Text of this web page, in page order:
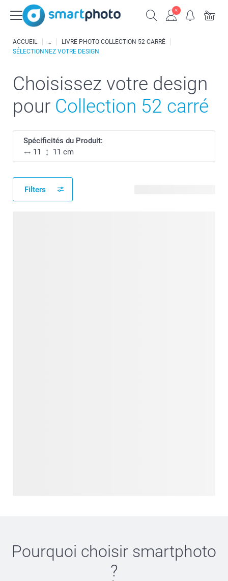
ACCUEIL
LIVRE PHOTO COLLECTION 52 CARRÉ
SÉLECTIONNEZ VOTRE DESIGN
Choisissez votre design
pour Collection 52 carré
Spécificités du Produit:
11
11 cm
Filters
Pourquoi choisir smartphoto
?